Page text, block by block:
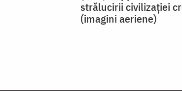
strălucirii civilizației
(imagini aeriene)